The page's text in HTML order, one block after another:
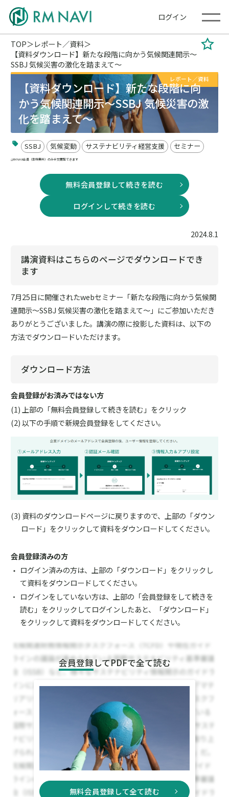
ログイン
TOP
レポート／資料
【資料ダウンロード】新たな段階に向かう気候関連開示～
SSBJ 気候災害の激化を踏まえて～
レポート／資料
【資料ダウンロード】新たな段階に向
かう気候関連開示～SSBJ 気候災害の激
化を踏まえて～
SSBJ 気候変動 サステナビリティ経営支援 セミナー
RM NAVI会員（登録無料）のみ全文閲覧できます
無料会員登録して続きを読む
ログインして続きを読む
2024.8.1
講演資料はこちらのページでダウンロードでき
ます
7月25日に開催されたwebセミナー「新たな段階に向かう気候関
連開示～SSBJ 気候災害の激化を踏まえて～」にご参加いただき
ありがとうございました。講演の際に投影した資料は、以下の
方法でダウンロードいただけます。
ダウンロード方法
会員登録がお済みではない方
上部の「無料会員登録して続きを読む」をクリック
以下の手順で新規会員登録をしてください。
資料のダウンロードページに戻りますので、上部の「ダウン
ロード」をクリックして資料をダウンロードしてください。
会員登録済みの方
ログイン済みの方は、上部の「ダウンロード」をクリックし
て資料をダウンロードしてください。
ログインをしていない方は、上部の「会員登録をして続きを
読む」をクリックしてログインしたあと、「ダウンロード」
をクリックして資料をダウンロードしてください。
会員登録してPDFで全て読む
無料会員登録して全て読む